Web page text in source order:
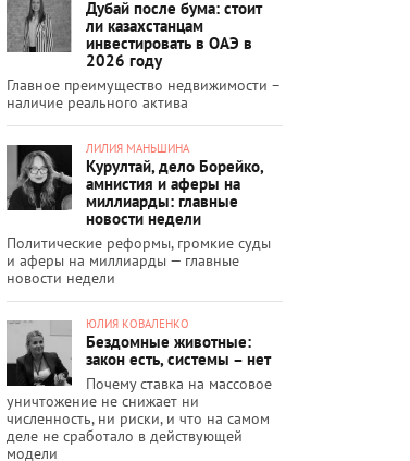
Дубай после бума: стоит
ли казахстанцам
инвестировать в ОАЭ в
2026 году
Главное преимущество недвижимости –
наличие реального актива
ЛИЛИЯ МАНЬШИНА
Курултай, дело Борейко,
амнистия и аферы на
миллиарды: главные
новости недели
Политические реформы, громкие суды
и аферы на миллиарды — главные
новости недели
ЮЛИЯ КОВАЛЕНКО
Бездомные животные:
закон есть, системы – нет
Почему ставка на массовое
уничтожение не снижает ни
численность, ни риски, и что на самом
деле не сработало в действующей
модели